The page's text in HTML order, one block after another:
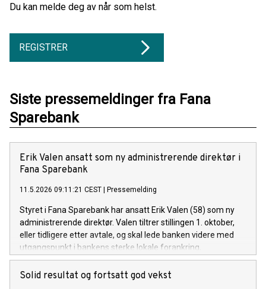
Du kan melde deg av når som helst.
REGISTRER
Siste pressemeldinger fra Fana
Sparebank
Erik Valen ansatt som ny administrerende direktør i
Fana Sparebank
11.5.2026 09:11:21 CEST | Pressemelding
Styret i Fana Sparebank har ansatt Erik Valen (58) som ny
administrerende direktør. Valen tiltrer stillingen 1. oktober,
eller tidligere etter avtale, og skal lede banken videre med
utgangspunkt i bankens sterke lokale forankring,
samfunnsansvar og posisjon.
Solid resultat og fortsatt god vekst